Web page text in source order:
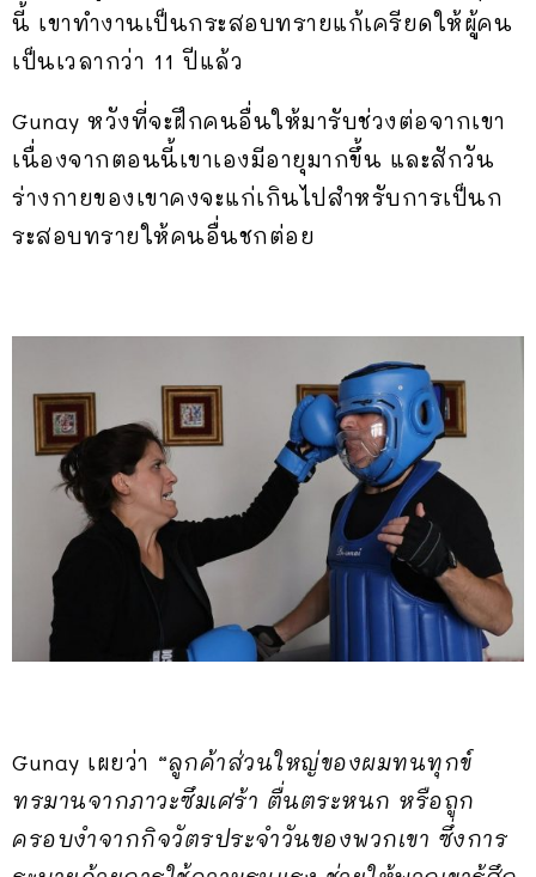
นี้ เขาทำงานเป็นกระสอบทรายแก้เครียดให้ผู้คน
เป็นเวลากว่า 11 ปีแล้ว
Gunay หวังที่จะฝึกคนอื่นให้มารับช่วงต่อจากเขา
เนื่องจากตอนนี้เขาเองมีอายุมากขึ้น และสักวัน
ร่างกายของเขาคงจะแก่เกินไปสำหรับการเป็นก
ระสอบทรายให้คนอื่นชกต่อย
Gunay เผยว่า “ลูกค้าส่วนใหญ่ของผมทนทุกข์
ทรมานจากภาวะซึมเศร้า ตื่นตระหนก หรือถูก
ครอบงำจากกิจวัตรประจำวันของพวกเขา ซึ่งการ